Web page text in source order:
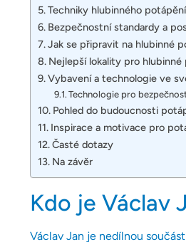
Techniky hlubinného
Bezpečnostní standardy a
Jak se připravit na hlubinné
Nejlepší lokality pro hlubinné
Vybavení a technologie ve
Technologie pro
Pohled do budoucnosti
Inspirace a motivace pro
Časté dotazy
Na závěr
Kdo je Václav
Václav Jan je nedílnou